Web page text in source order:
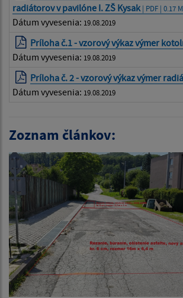
radiátorov v pavilóne I. ZŠ Kysak | PDF | 0.17
Dátum vyvesenia: 19.08.2019
Príloha č.1 - vzorový výkaz výmer
Dátum vyvesenia: 19.08.2019
Príloha č. 2 - vzorový výkaz výmer
Dátum vyvesenia: 19.08.2019
Zoznam článkov: